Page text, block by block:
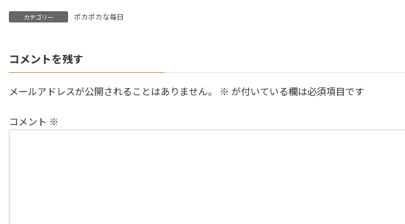
カテゴリー ポカポカな毎日
コメントを残す
メールアドレスが公開されることはありません。 ※ が付いている欄は必須項目です
コメント ※